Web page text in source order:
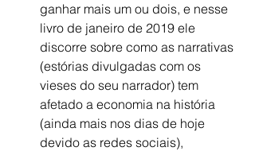
ganhar mais um ou dois, e nesse
livro de janeiro de 2019 ele
discorre sobre como as narrativas
(estórias divulgadas com os
vieses do seu narrador) tem
afetado a economia na história
(ainda mais nos dias de hoje
devido as redes sociais),